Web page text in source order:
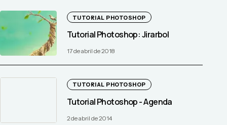
TUTORIAL PHOTOSHOP
Tutorial Photoshop: Jirarbol
17 de abril de 2018
TUTORIAL PHOTOSHOP
Tutorial Photoshop - Agenda
2 de abril de 2014